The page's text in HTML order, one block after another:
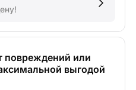
выгодой